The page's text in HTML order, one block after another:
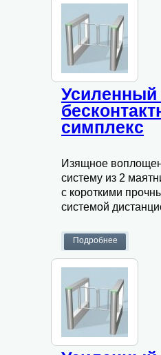
Усиленный
симплекс
Изящное
систему из 2
с короткими
системой